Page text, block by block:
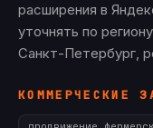
расширения в
уточнять по
Санкт-Петербург,
КОММЕРЧЕСКИЕ